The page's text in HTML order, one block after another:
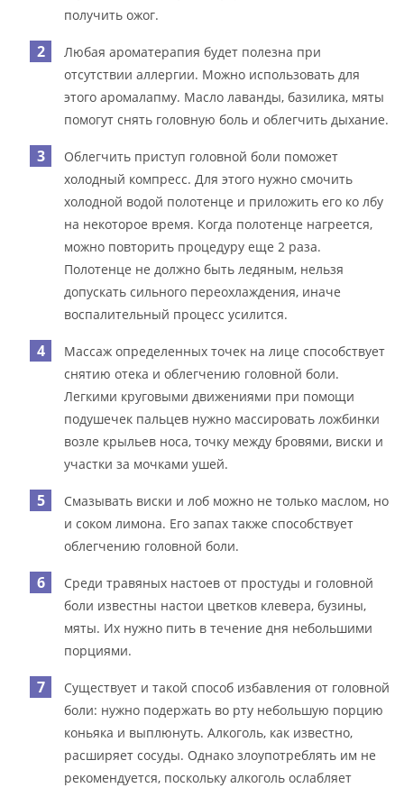
получить ожог.
Любая ароматерапия будет полезна при
отсутствии аллергии. Можно использовать для
этого аромалапму. Масло лаванды, базилика, мяты
помогут снять головную боль и облегчить дыхание.
Облегчить приступ головной боли поможет
холодный компресс. Для этого нужно смочить
холодной водой полотенце и приложить его ко лбу
на некоторое время. Когда полотенце нагреется,
можно повторить процедуру еще 2 раза.
Полотенце не должно быть ледяным, нельзя
допускать сильного переохлаждения, иначе
воспалительный процесс усилится.
Массаж определенных точек на лице способствует
снятию отека и облегчению головной боли.
Легкими круговыми движениями при помощи
подушечек пальцев нужно массировать ложбинки
возле крыльев носа, точку между бровями, виски и
участки за мочками ушей.
Смазывать виски и лоб можно не только маслом, но
и соком лимона. Его запах также способствует
облегчению головной боли.
Среди травяных настоев от простуды и головной
боли известны настои цветков клевера, бузины,
мяты. Их нужно пить в течение дня небольшими
порциями.
Существует и такой способ избавления от головной
боли: нужно подержать во рту небольшую порцию
коньяка и выплюнуть. Алкоголь, как известно,
расширяет сосуды. Однако злоупотреблять им не
рекомендуется, поскольку алкоголь ослабляет